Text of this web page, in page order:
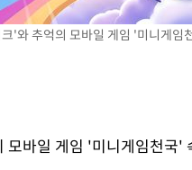
'와 추억의 모바일 게임 '미니게임
바일 게임 '미니게임천국'